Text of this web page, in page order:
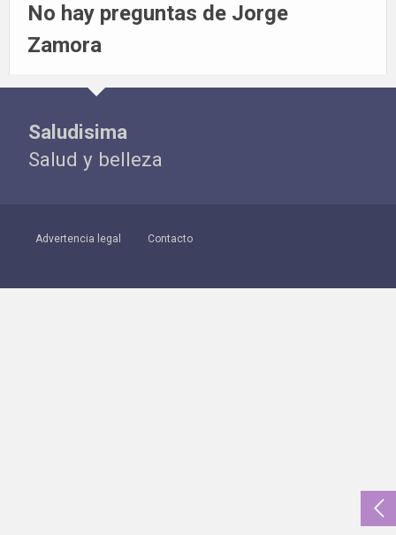
No hay preguntas de Jorge
Zamora
Saludisima
Salud y belleza
Advertencia legal Contacto